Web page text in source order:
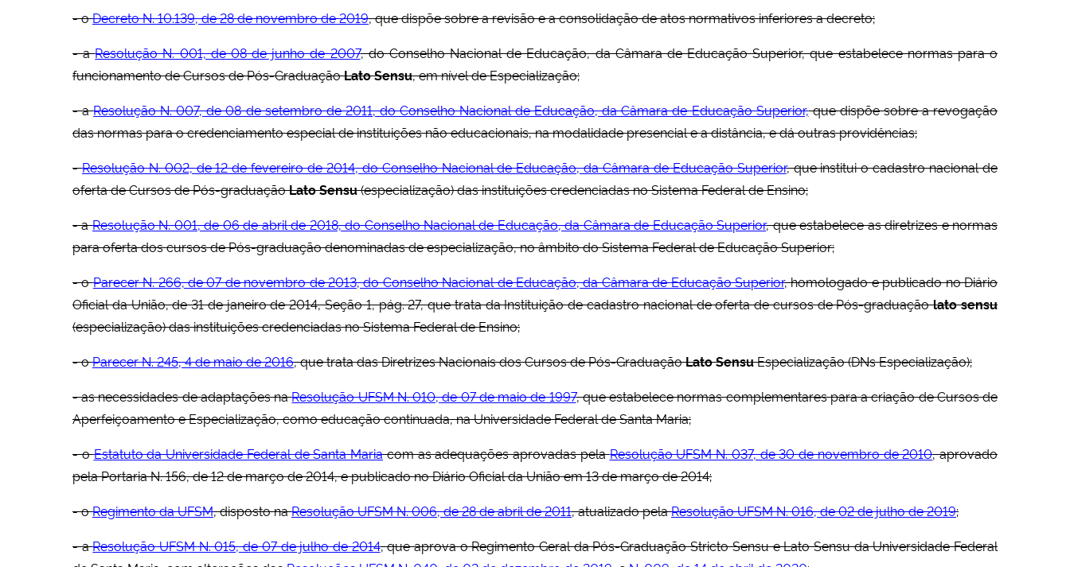
- oDecreto N. 10.139, de 28 de novembro de 2019, que dispõe sobre a revisão e a consolidação de atos normativos inferiores a decreto;
- aResolução N. 001, de 08 de junho de 2007, do Conselho Nacional de Educação, da Câmara de Educação Superior, que estabelece normas para o
funcionamento de Cursos de Pós-GraduaçãoLato Sensu, em nível de Especialização;
- aResolução N. 007, de 08 de setembro de 2011, do Conselho Nacional de Educação, da Câmara de Educação Superior,que dispõe sobre a revogação
das normas para o credenciamento especial de instituições não educacionais, na modalidade presencial e a distância, e dá outras providências;
-Resolução N. 002, de 12 de fevereiro de 2014, do Conselho Nacional de Educação, da Câmara de Educação Superior, que institui o cadastro nacional de
oferta de Cursos de Pós-graduaçãoLato Sensu(especialização) das instituições credenciadas no Sistema Federal de Ensino;
- aResolução N. 001, de 06 de abril de 2018, do Conselho Nacional de Educação, da Câmara de Educação Superior, que estabelece as diretrizes e normas
para oferta dos cursos de Pós-graduação denominadas de especialização, no âmbito do Sistema Federal de Educação Superior;
- oParecer N. 266, de 07 de novembro de 2013, do Conselho Nacional de Educação, da Câmara de Educação Superior, homologado e publicado no Diário
Oficial da União, de 31 de janeiro de 2014, Seção 1, pág. 27, que trata da Instituição de cadastro nacional de oferta de cursos de Pós-graduaçãolato sensu
(especialização) das instituições credenciadas no Sistema Federal de Ensino;
- oParecer N. 245, 4 de maio de 2016, que trata das Diretrizes Nacionais dos Cursos de Pós-GraduaçãoLato SensuEspecialização (DNs Especialização);
- as necessidades de adaptações naResolução UFSM N. 010, de 07 de maio de 1997, que estabelece normas complementares para a criação de Cursos de
Aperfeiçoamento e Especialização, como educação continuada, na Universidade Federal de Santa Maria;
- oEstatuto da Universidade Federal de Santa Mariacom as adequações aprovadas pelaResolução UFSM N. 037, de 30 de novembro de 2010, aprovado
pela Portaria N. 156, de 12 de março de 2014, e publicado no Diário Oficial da União em 13 de março de 2014;
- oRegimento da UFSM, disposto naResolução UFSM N. 006, de 28 de abril de 2011, atualizado pelaResolução UFSM N. 016, de 02 de julho de 2019;
- aResolução UFSM N. 015, de 07 de julho de 2014, que aprova o Regimento Geral da Pós-Graduação Stricto Sensu e Lato Sensu da Universidade Federal